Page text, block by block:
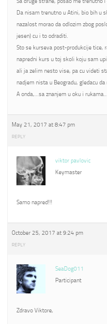
Da nisam trenutno u Atini, bio bih u
nazalost morao da odlozim zbog
jesen) cu i to odraditi.
Sto se kurseva post-produkcije tice,
napredni kurs u toj skoli koju sam
ali ja zelim nesto vise, pa cu videti
nadjem nista u Beogradu, gledacu
A onda,…sa znanjem u oku i
May 21, 2017 at 8:47 pm
REPLY
viktor pavlovic
Keymaster
Samo napred!!!
October 25, 2017 at 9:24 pm
REPLY
SeaDog011
Participant
Zdravo Viktore,